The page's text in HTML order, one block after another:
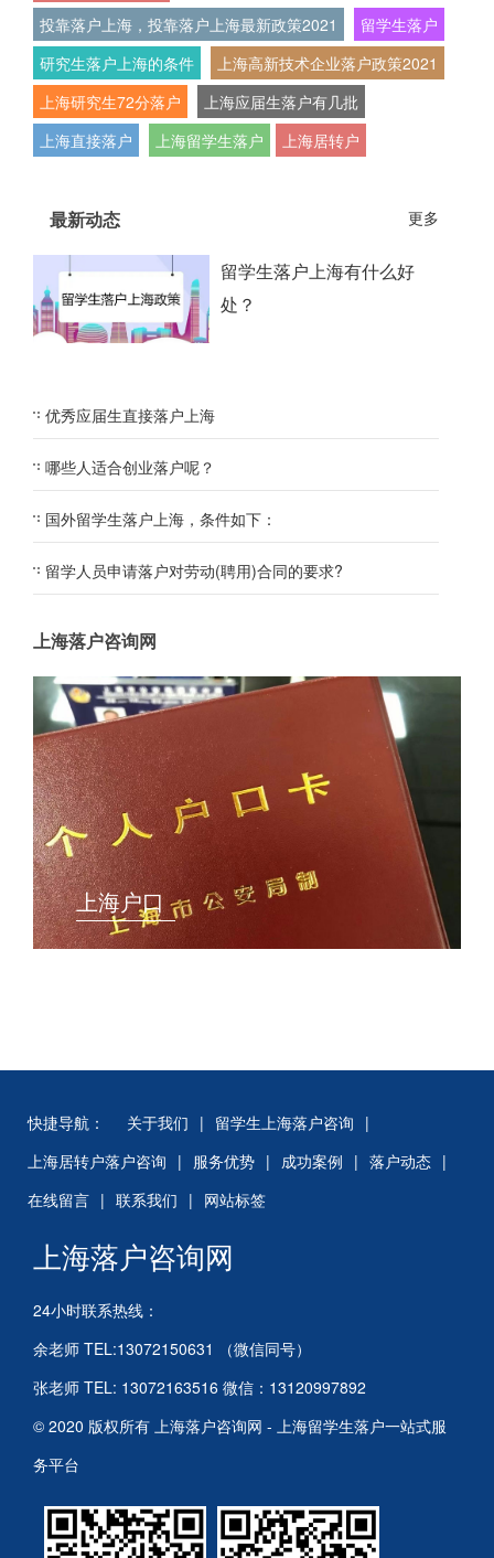
投靠落户上海，投靠落户上海最新政策2021
留学生落户
研究生落户上海的条件
上海高新技术企业落户政策2021
上海研究生72分落户
上海应届生落户有几批
上海直接落户
上海留学生落户 上海居转户
最新动态 更多
留学生落户上海有什么好
处？
优秀应届生直接落户上海
哪些人适合创业落户呢？
国外留学生落户上海，条件如下：
留学人员申请落户对劳动(聘用)合同的要求?
上海落户咨询网
上海户口
快捷导航： 关于我们 | 留学生上海落户咨询 |
上海居转户落户咨询 | 服务优势 | 成功案例 | 落户动态 |
在线留言 | 联系我们 | 网站标签
上海落户咨询网
24小时联系热线：
余老师 TEL:13072150631 （微信同号）
张老师 TEL: 13072163516 微信：13120997892
© 2020 版权所有 上海落户咨询网 - 上海留学生落户一站式服
务平台